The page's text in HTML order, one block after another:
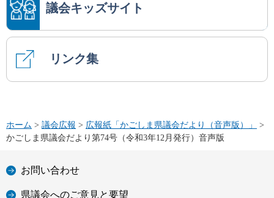
議会キッズサイト
リンク集
ホーム > 議会広報 > 広報紙「かごしま県議会だより（音声版）」
>
かごしま県議会だより第74号（令和3年12月発行）音声版
お問い合わせ
県議会へのご意見と要望